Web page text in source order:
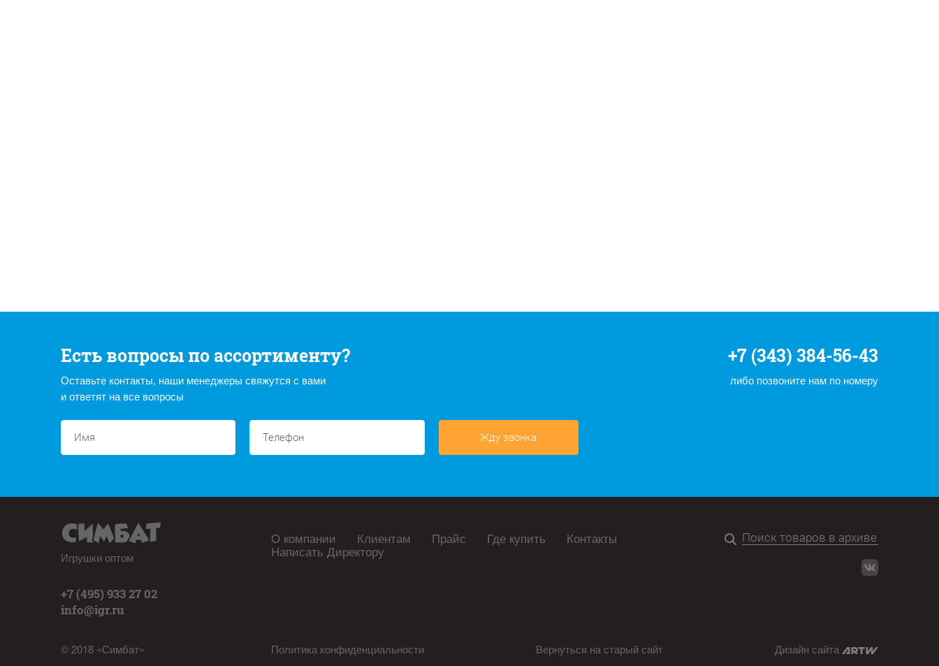
Есть вопросы по ассортименту?
Оставьте контакты, наши менеджеры свяжутся с вами
и ответят на все вопросы
+7 (343) 384-56-43
либо позвоните нам по номеру
Жду звонка
Игрушки оптом
+7 (495) 933 27 02
info@igr.ru
© 2018 «Симбат»
О компании Клиентам Прайс Где купить Контакты
Написать Директору
Политика конфиденциальности Вернуться на старый сайт Дизайн сайта